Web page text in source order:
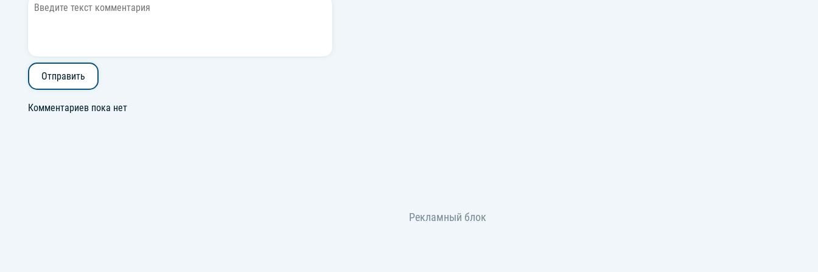
Отправить
Комментариев пока нет